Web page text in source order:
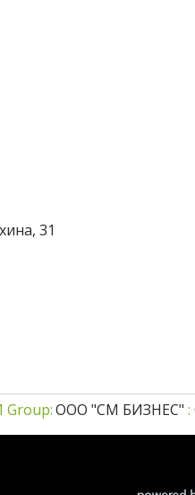
, 31
Group: ООО "СМ БИЗНЕС" :